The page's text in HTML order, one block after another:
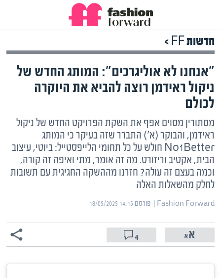
חדשות FF >
"אנחנו לא אוליגרכים": המותג החדש של
ניקול ראידמן רוצה להביא את היוקרה
לכולם
מסתורין מסוים אפף את השקת הפרויקט החדש של ניקול
ראידמן, והבוקר (א') התברר שזה בעיקר כי המותג
No1Better חולש על כל תחומי הלייפסטייל: ביוטי, עיצוב
הבית, אקטיב וריזורט. מה זה אומר, מתי ואיפה זה קורה,
וכמה בעצם זה עולה? חזרנו מההשקה החגיגית עם תשובות
לחלק מהשאלות האלה
Fashion Forward | ‏ פורסם ‎18/05/2025 14:15
4